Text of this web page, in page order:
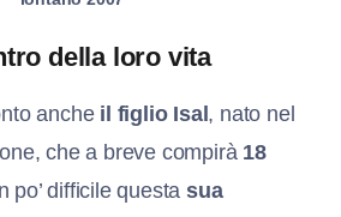
della loro vita
anche il figlio Isal , nato nel
che a breve compirà 18
po’ difficile questasua